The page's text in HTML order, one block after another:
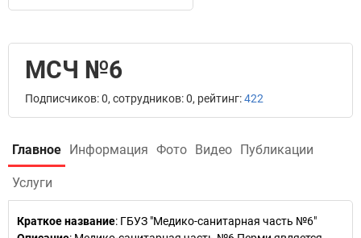
МСЧ №6
Подписчиков: 0, сотрудников: 0, рейтинг:422
Главное Информация Фото Видео Публикации
Услуги
Краткое название: ГБУЗ "Медико-санитарная часть №6"